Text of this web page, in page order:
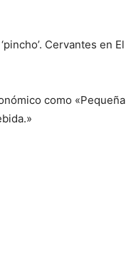
Cervantes en El
como «Pequeña